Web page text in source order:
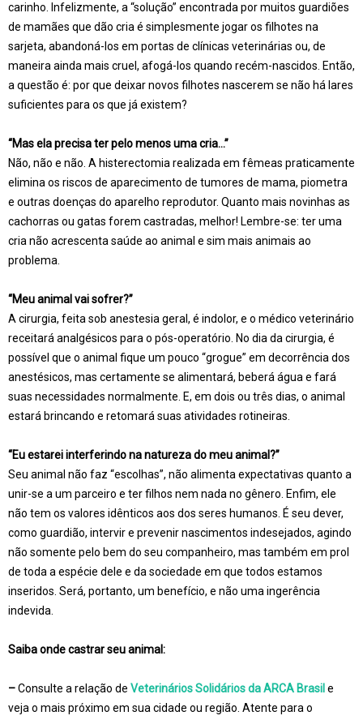
carinho. Infelizmente, a “solução” encontrada por muitos guardiões
de mamães que dão cria é simplesmente jogar os filhotes na
sarjeta, abandoná-los em portas de clínicas veterinárias ou, de
maneira ainda mais cruel, afogá-los quando recém-nascidos. Então,
a questão é: por que deixar novos filhotes nascerem se não há lares
suficientes para os que já existem?
“Mas ela precisa ter pelo menos uma cria…”
Não, não e não. A histerectomia realizada em fêmeas praticamente
elimina os riscos de aparecimento de tumores de mama, piometra
e outras doenças do aparelho reprodutor. Quanto mais novinhas as
cachorras ou gatas forem castradas, melhor! Lembre-se: ter uma
cria não acrescenta saúde ao animal e sim mais animais ao
problema.
“Meu animal vai sofrer?”
A cirurgia, feita sob anestesia geral, é indolor, e o médico veterinário
receitará analgésicos para o pós-operatório. No dia da cirurgia, é
possível que o animal fique um pouco “grogue” em decorrência dos
anestésicos, mas certamente se alimentará, beberá água e fará
suas necessidades normalmente. E, em dois ou três dias, o animal
estará brincando e retomará suas atividades rotineiras.
“Eu estarei interferindo na natureza do meu animal?”
Seu animal não faz “escolhas”, não alimenta expectativas quanto a
unir-se a um parceiro e ter filhos nem nada no gênero. Enfim, ele
não tem os valores idênticos aos dos seres humanos. É seu dever,
como guardião, intervir e prevenir nascimentos indesejados, agindo
não somente pelo bem do seu companheiro, mas também em prol
de toda a espécie dele e da sociedade em que todos estamos
inseridos. Será, portanto, um benefício, e não uma ingerência
indevida.
Saiba onde castrar seu animal:
–Consulte a relação de Veterinários Solidários da ARCA Brasil e
veja o mais próximo em sua cidade ou região. Atente para o